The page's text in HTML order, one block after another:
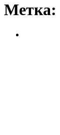
Метка: